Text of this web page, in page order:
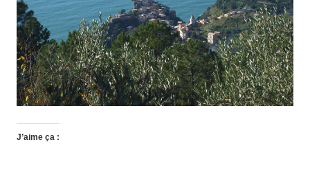
J’aime ça :